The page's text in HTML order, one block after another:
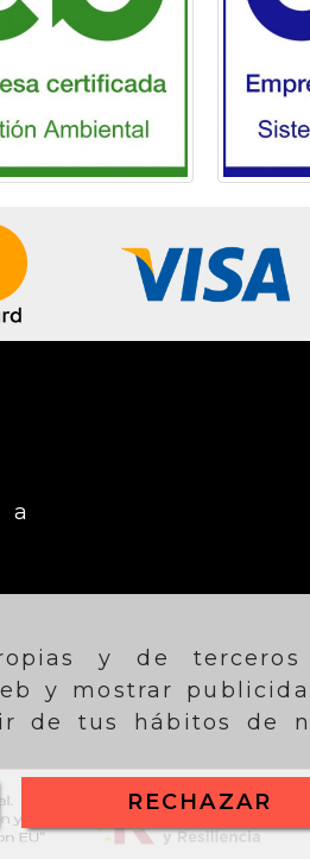
y de
y mostrar
tus hábitos de
RECHAZAR
a